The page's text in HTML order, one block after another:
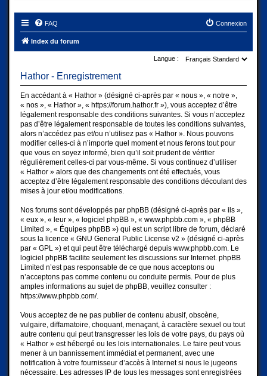
FAQ Connexion
Index du forum
Langue :
Hathor - Enregistrement
En accédant à « Hathor » (désigné ci-après par « nous », « notre »,
« nos », « Hathor », « https://forum.hathor.fr »), vous acceptez d’être
légalement responsable des conditions suivantes. Si vous n’acceptez
pas d’être légalement responsable de toutes les conditions suivantes,
alors n’accédez pas et/ou n’utilisez pas « Hathor ». Nous pouvons
modifier celles-ci à n’importe quel moment et nous ferons tout pour
que vous en soyez informé, bien qu’il soit prudent de vérifier
régulièrement celles-ci par vous-même. Si vous continuez d’utiliser
« Hathor » alors que des changements ont été effectués, vous
acceptez d’être légalement responsable des conditions découlant des
mises à jour et/ou modifications.
Nos forums sont développés par phpBB (désigné ci-après par « ils »,
« eux », « leur », « logiciel phpBB », « www.phpbb.com », « phpBB
Limited », « Équipes phpBB ») qui est un script libre de forum, déclaré
sous la licence « GNU General Public License v2 » (désigné ci-après
par « GPL ») et qui peut être téléchargé depuis www.phpbb.com. Le
logiciel phpBB facilite seulement les discussions sur Internet. phpBB
Limited n’est pas responsable de ce que nous acceptons ou
n’acceptons pas comme contenu ou conduite permis. Pour de plus
amples informations au sujet de phpBB, veuillez consulter :
https://www.phpbb.com/.
Vous acceptez de ne pas publier de contenu abusif, obscène,
vulgaire, diffamatoire, choquant, menaçant, à caractère sexuel ou tout
autre contenu qui peut transgresser les lois de votre pays, du pays où
« Hathor » est hébergé ou les lois internationales. Le faire peut vous
mener à un bannissement immédiat et permanent, avec une
notification à votre fournisseur d’accès à Internet si nous le jugeons
nécessaire. Les adresses IP de tous les messages sont enregistrées